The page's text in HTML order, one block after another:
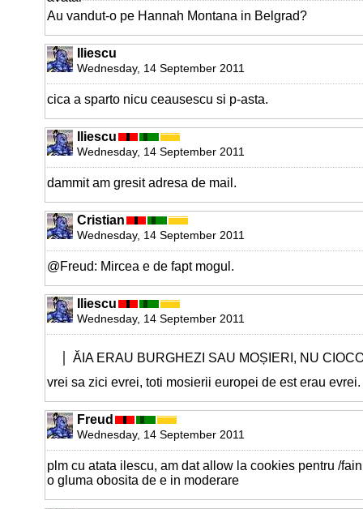
Au vandut-o pe Hannah Montana in Belgrad?
Iliescu
Wednesday, 14 September 2011
cica a sparto nicu ceausescu si p-asta.
Iliescu
Wednesday, 14 September 2011
dammit am gresit adresa de mail.
Cristian
Wednesday, 14 September 2011
@Freud: Mircea e de fapt mogul.
Iliescu
Wednesday, 14 September 2011
ĂIA ERAU BURGHEZI SAU MOȘIERI, NU
vrei sa zici evrei, toti mosierii europei de est erau evrei.
Freud
Wednesday, 14 September 2011
plm cu atata ilescu, am dat allow la cookies pentru /
o gluma obosita de e in moderare